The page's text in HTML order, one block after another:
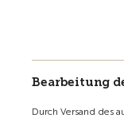
Bearbeitung
Durch Versand des